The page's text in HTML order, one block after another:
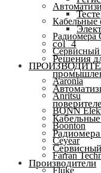
Кабельные
Сервисный
Aaronia
Anritsu
BONN
Boonton
Ceyear
Farran
Fluke
col_4
Решения
Производители